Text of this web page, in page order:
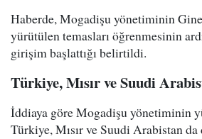
Haberde, Mogadişu yönetiminin
yürütülen temasları öğrenmesinin
girişim başlattığı belirtildi.
Türkiye, Mısır ve Suudi
İddiaya göre Mogadişu yönetiminin
Türkiye, Mısır ve Suudi Arabistan da